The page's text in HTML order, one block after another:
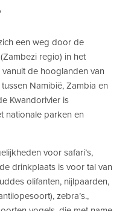
een weg door de
regio) in het
de hooglanden van
Namibië, Zambia en
Kwandorivier is
nationale parken en
voor safari’s,
drinkplaats is voor tal van
olifanten, nijlpaarden,
zebra’s.,